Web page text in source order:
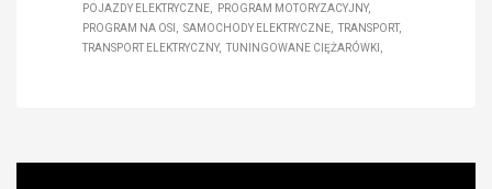
POJAZDY ELEKTRYCZNE
PROGRAM MOTORYZACYJNY
PROGRAM NA OSI
SAMOCHODY ELEKTRYCZNE
TRANSPORT
TRANSPORT ELEKTRYCZNY
TUNINGOWANE CIĘŻARÓWKI